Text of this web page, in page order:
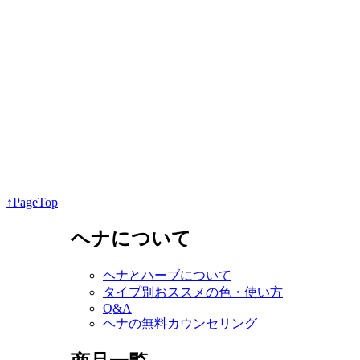
↑PageTop
ヘナについて
ヘナとハーブについて
タイプ別おススメの色・使い方
Q&A
ヘナの無料カウンセリング